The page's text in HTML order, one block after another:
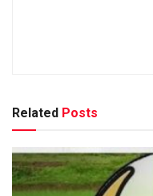
Related Posts